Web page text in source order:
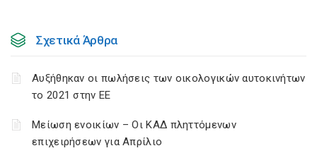
Σχετικά Άρθρα
Αυξήθηκαν οι πωλήσεις των οικολογικών αυτοκινήτων
το 2021 στην ΕΕ
Μείωση ενοικίων – Οι ΚΑΔ πληττόμενων
επιχειρήσεων για Απρίλιο